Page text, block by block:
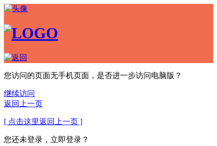
您访问的页面无手机页面，是否进一步访问电脑版？
继续访问
返回上一页
[ 点击这里返回上一页 ]
您还未登录，立即登录？